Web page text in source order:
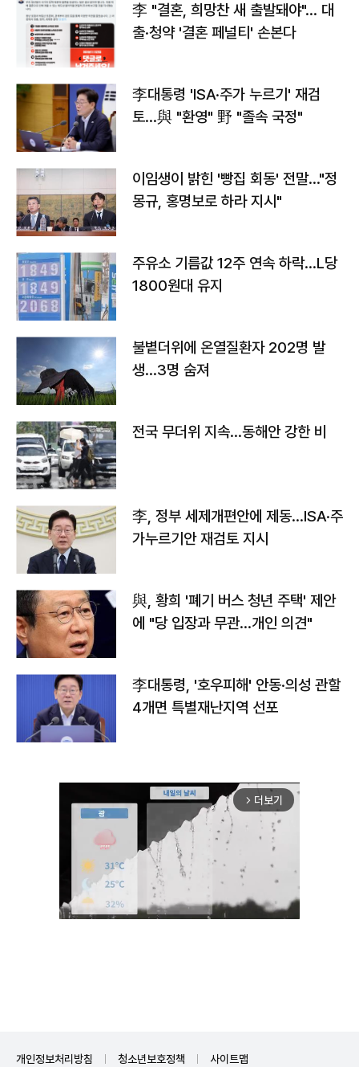
李 "결혼, 희망찬 새 출발돼야"… 대
출·청약 '결혼 페널티' 손본다
李대통령 'ISA·주가 누르기' 재검
토…與 "환영" 野 "졸속 국정"
이임생이 밝힌 '빵집 회동' 전말…"정
몽규, 홍명보로 하라 지시"
주유소 기름값 12주 연속 하락…L당
1800원대 유지
불볕더위에 온열질환자 202명 발
생…3명 숨져
전국 무더위 지속…동해안 강한 비
李, 정부 세제개편안에 제동…ISA·주
가누르기안 재검토 지시
與, 황희 '폐기 버스 청년 주택' 제안
에 "당 입장과 무관…개인 의견"
李대통령, '호우피해' 안동·의성 관할
4개면 특별재난지역 선포
arrow_forward_ios 더보기
개인정보처리방침 청소년보호정책 사이트맵